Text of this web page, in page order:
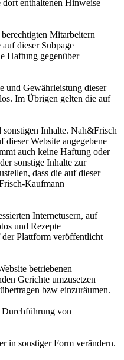
enthaltenen Hinweise
Mitarbeitern
dieser Subpage
Haftung gegenüber
und Gewährleistung dieser
Im Übrigen gelten die auf
Inhalte. Nah&Frisch
Website angegebene
auch keine Haftung oder
sonstige Inhalte zur
dass die auf dieser
Kaufmann
Internetusern, auf
und Rezepte
der Plattform veröffentlicht
betriebenen
Gerichte umzusetzen
bzw einzuräumen.
Durchführung von
in sonstiger Form verändern.